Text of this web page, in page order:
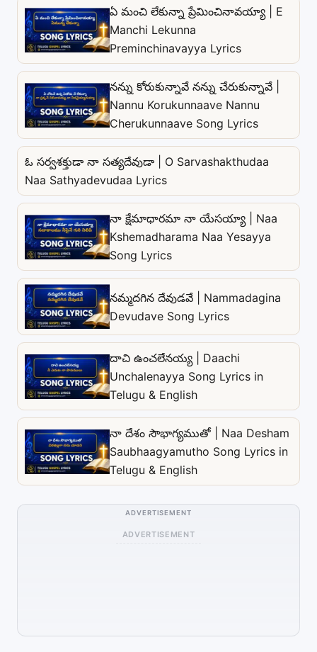
ఏ మంచి లేకున్నా ప్రేమించినావయ్యా | E
Manchi Lekunna
Preminchinavayya Lyrics
నన్ను కోరుకున్నావే నన్ను చేరుకున్నావే |
Nannu Korukunnaave Nannu
Cherukunnaave Song Lyrics
ఓ సర్వశక్తుడా నా సత్యదేవుడా | O Sarvashakthudaa
Naa Sathyadevudaa Lyrics
నా క్షేమాధారమా నా యేసయ్యా | Naa
Kshemadharama Naa Yesayya
Song Lyrics
నమ్మదగిన దేవుడవే | Nammadagina
Devudave Song Lyrics
దాచి ఉంచలేనయ్య | Daachi
Unchalenayya Song Lyrics in
Telugu & English
నా దేశం సౌభాగ్యముతో | Naa Desham
Saubhaagyamutho Song Lyrics in
Telugu & English
ADVERTISEMENT
ADVERTISEMENT